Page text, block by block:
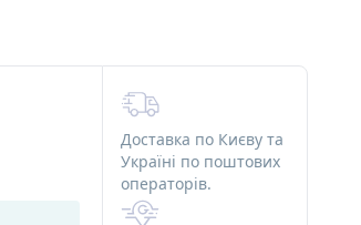
Флакони для косметики
Баночки для косметики
Вакуумні флакони
Туби для косметики
Доставка по Києву та
Україні по поштових
операторів.